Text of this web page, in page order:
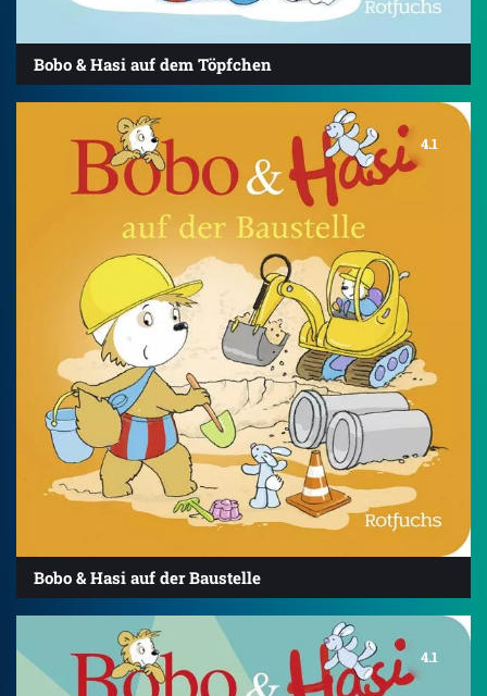
Bobo & Hasi auf dem Töpfchen
4.1
Bobo & Hasi auf der Baustelle
4.1